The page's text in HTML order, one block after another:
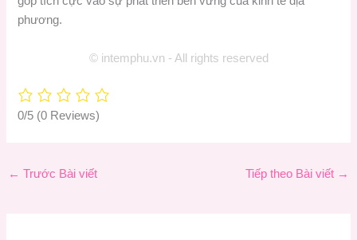
phương.
© intemphu.vn - All rights reserved
0/5 (0 Reviews)
← Trước Bài viết Tiếp theo Bài viết →